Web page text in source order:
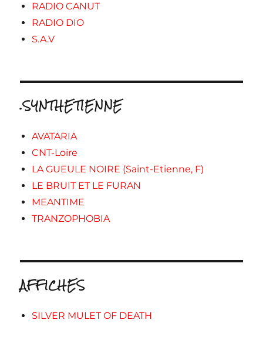
RADIO CANUT
RADIO DIO
S.A.V
.SYNTHETIENNE
AVATARIA
CNT-Loire
LA GUEULE NOIRE (Saint-Etienne, F)
LE BRUIT ET LE FURAN
MEANTIME
TRANZOPHOBIA
AFFICHES
SILVER MULET OF DEATH